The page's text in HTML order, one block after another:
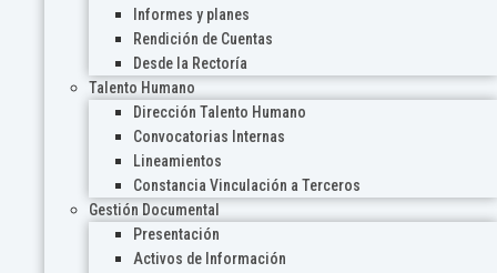
Informes y planes
Rendición de Cuentas
Desde la Rectoría
Talento Humano
Dirección Talento Humano
Convocatorias Internas
Lineamientos
Constancia Vinculación a Terceros
Gestión Documental
Presentación
Activos de Información